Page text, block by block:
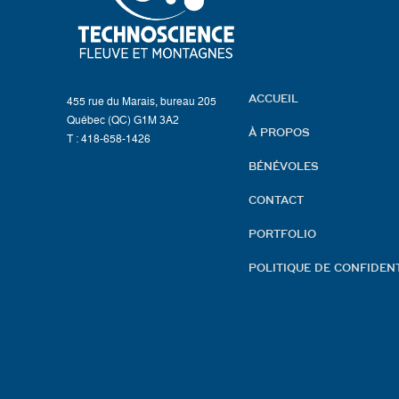
455 rue du Marais, bureau 205
Québec (QC) G1M 3A2
T : 418-658-1426
ACCUEIL
À PROPOS
BÉNÉVOLES
CONTACT
PORTFOLIO
POLITIQUE DE